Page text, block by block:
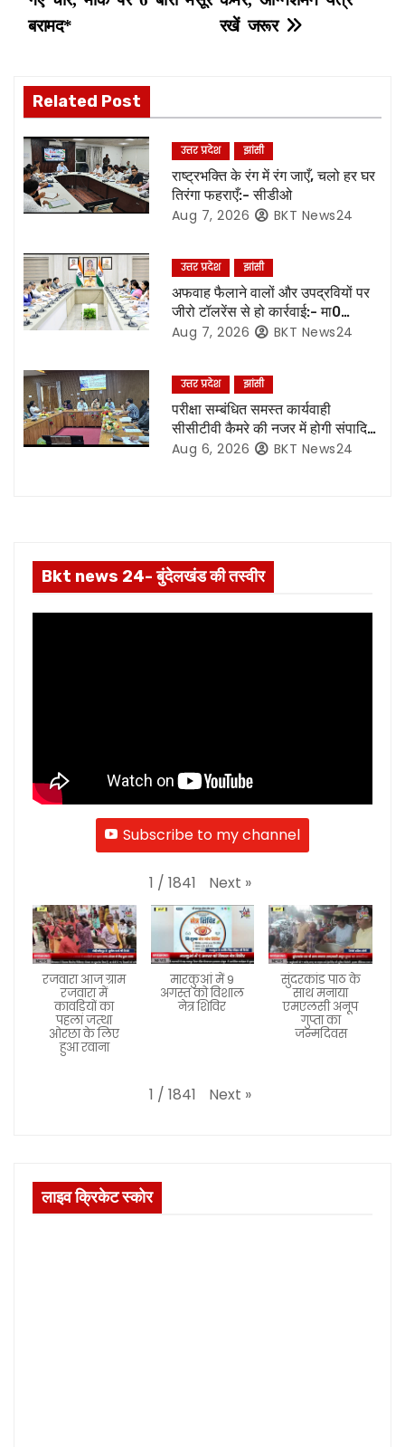
o
t
n
a
v
i
g
a
i
o
रखें जरूर
बरामद*
Related Post
उत्तर प्रदेश झांसी
राष्ट्रभक्ति के रंग में रंग जाएँ, चलो हर घर
तिरंगा फहराएँ:- सीडीओ
Aug 7, 2026 BKT News24
उत्तर प्रदेश झांसी
अफवाह फैलाने वालों और उपद्रवियों पर
जीरो टॉलरेंस से हो कार्रवाई:- मा0
मुख्यमंत्री जी*
Aug 7, 2026 BKT News24
उत्तर प्रदेश झांसी
परीक्षा सम्बंधित समस्त कार्यवाही
सीसीटीवी कैमरे की नजर में होगी संपादित,
रिकॉर्डिंग भी रहेगी सुरक्षित:- नोडल
Aug 6, 2026 BKT News24
Bkt news 24- बुंदेलखंड की तस्वीर
Subscribe to my channel
1 / 1841 Next »
रजवारा आज ग्राम
रजवारा में
कावड़ियों का
पहला जत्था
ओरछा के लिए
हुआ रवाना
मारकुआं में 9
अगस्त को विशाल
नेत्र शिविर
सुंदरकांड पाठ के
साथ मनाया
एमएलसी अनूप
गुप्ता का
जन्मदिवस
1 / 1841 Next »
लाइव क्रिकेट स्कोर